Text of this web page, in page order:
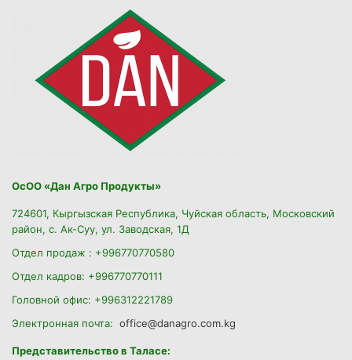
ОсОО «Дан Агро Продукты»
724601, Кыргызская Республика, Чуйская область, Московский
район, с. Ак-Суу, ул. Заводская, 1Д
Отдел продаж : +996770770580
Отдел кадров: +996770770111
Головной офис: +996312221789
Электронная почта: office@danagro.com.kg
Представительство в Таласе: